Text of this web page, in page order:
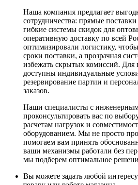
Наша компания предлагает
сотрудничества: прямые
гибкие системы скидок для
оперативную доставку по всей
оптимизировали логистику,
сроки поставки, а прозрачная
избежать скрытых комиссий. Для
доступны индивидуальные
резервирование партии и
заказов.
Наши специалисты с
проконсультировать вас по
расчетам нагрузок и
оборудованием. Мы не просто
помогаем вам принять
ваши механизмы работали без
мы подберем оптимальное
Вы можете задать любой